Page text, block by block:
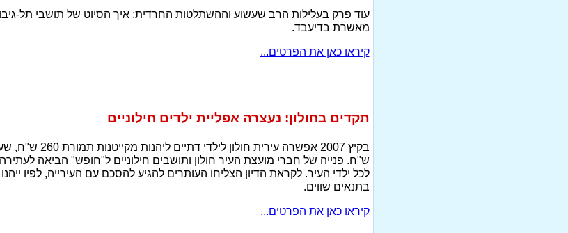
עוד פרק בעלילות הרב שעשוע וההשתלטות החרדית: איך הסיוט של תושבי תל-
מאשרת בדיעבד.
קיראו כאן את הפרטים...
תקדים בחולון: נעצרה אפליית ילדים חילוניים
ש"ח. פנייה של חברי מועצת העיר חולון ותושבים חילוניים ל"חופש" הביאה
לכל ילדי העיר. לקראת הדיון הצליחו העותרים להגיע להסכם עם העירייה, לפיו ייהנו
בתנאים שווים.
קיראו כאן את הפרטים...